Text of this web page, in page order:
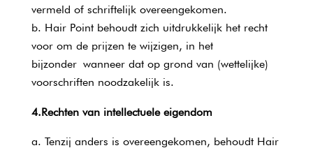
vermeld of schriftelijk overeengekomen.
Hair Point behoudt zich uitdrukkelijk het recht
voor om de prijzen te wijzigen, in het
bijzonder wanneer dat op grond van (wettelijke)
voorschriften noodzakelijk is.
4.Rechten van intellectuele eigendom
Tenzij anders is overeengekomen, behoudt Hair